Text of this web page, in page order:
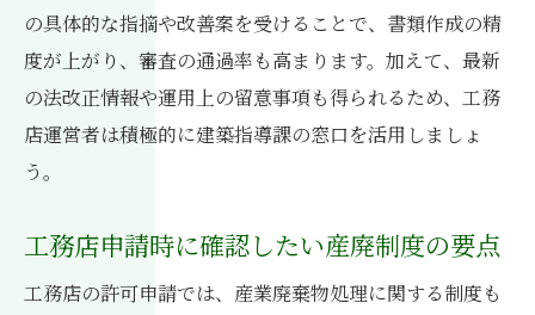
の具体的な指摘や改善案を受けることで、書類作成の精
度が上がり、審査の通過率も高まります。加えて、最新
の法改正情報や運用上の留意事項も得られるため、工務
店運営者は積極的に建築指導課の窓口を活用しましょ
う。
工務店申請時に確認したい産廃制度の要点
工務店の許可申請では、産業廃棄物処理に関する制度も